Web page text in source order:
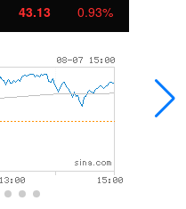
11.37 1.01%